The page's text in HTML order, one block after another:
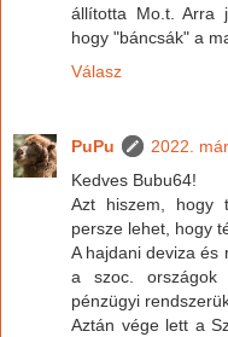
állította Mo.t. Arra
hogy "báncsák" a
Válasz
PuPu
2022.
Kedves Bubu64!
Azt hiszem, hogy
persze lehet, hogy
A hajdani deviza és
a szoc. országok
pénzügyi
Aztán vége lett a